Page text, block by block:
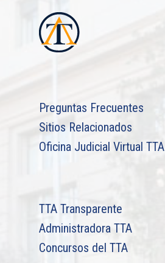
Preguntas Frecuentes
Sitios Relacionados
Oficina Judicial Virtual TTA
TTA Transparente
Administradora TTA
Concursos del TTA